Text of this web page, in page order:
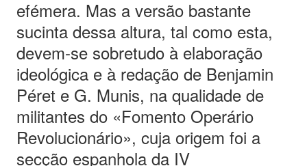
efémera. Mas a versão bastante
sucinta dessa altura, tal como esta,
devem-se sobretudo à elaboração
ideológica e à redação de Benjamin
Péret e G. Munis, na qualidade de
militantes do «Fomento Operário
Revolucionário», cuja origem foi a
secção espanhola da IV